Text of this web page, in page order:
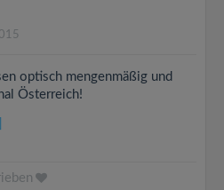
optisch mengenmäßig und
Österreich!